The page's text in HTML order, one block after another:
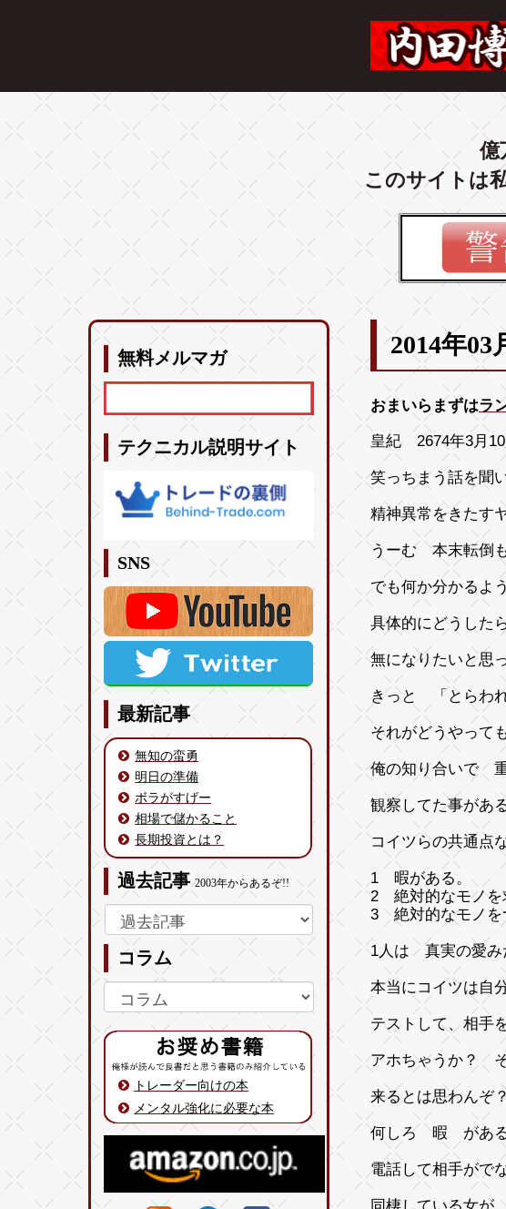
億
このサイトは
無料メルマガ
テクニカル説明サイト
SNS
最新記事
無知の蛮勇
明日の準備
ボラがすげー
相場で儲かること
長期投資とは？
過去記事2003年からあるぞ!!
コラム
トレーダー向けの本
メンタル強化に必要な本
2014年03
おまいらまずはラ
皇紀 2674年3月10
笑っちまう話を聞
精神異常をきたす
うーむ 本末転倒
でも何か分かるよ
具体的にどうした
無になりたいと
きっと 「とらわ
それがどうやって
俺の知り合いで
観察してた事があ
コイツらの共通点
1 暇がある。
2 絶対的なモノを
3 絶対的なモノを
1人は 真実の愛み
本当にコイツは自
テストして、相手
アホちゃうか？
来るとは思わん
何しろ 暇 がある
電話して相手が
同棲している女